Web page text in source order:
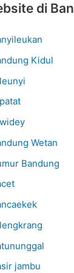
di
Kidul
Wetan
Bandung
jambu